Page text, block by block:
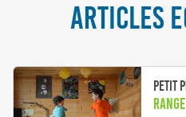
ARTICLES
Petit